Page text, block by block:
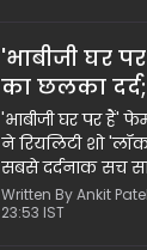
'भाबीजी घर
का छलका
बताई बेघर
कहानी
'भाबीजी घर पर हैं'
ने रियलिटी शो
सबसे दर्दनाक सच
कन्फेशन टास्क के
बताया कि कैसे उनके
Written By Ankit
23:53 IST